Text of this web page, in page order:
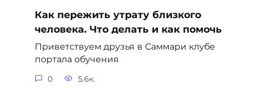
Как пережить утрату близкого
человека. Что делать и как помочь
Приветствуем друзья в Саммари клубе
портала обучения
0 5.6к.